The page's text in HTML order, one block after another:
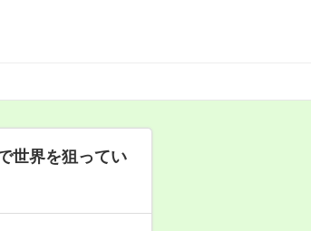
世界を狙ってい